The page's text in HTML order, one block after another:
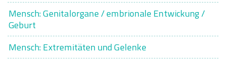
Mensch: Genitalorgane / embrionale Entwickung /
Geburt
Mensch: Extremitäten und Gelenke